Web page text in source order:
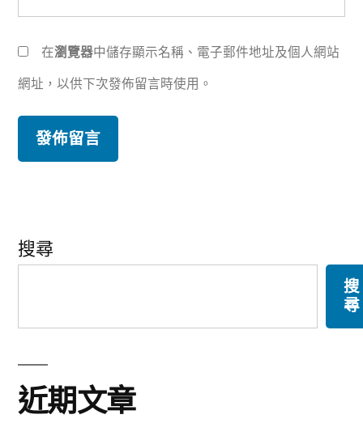
在瀏覽器中儲存顯示名稱、電子郵件地址及個人網站
網址，以供下次發佈留言時使用。
搜尋
搜
尋
近期文章